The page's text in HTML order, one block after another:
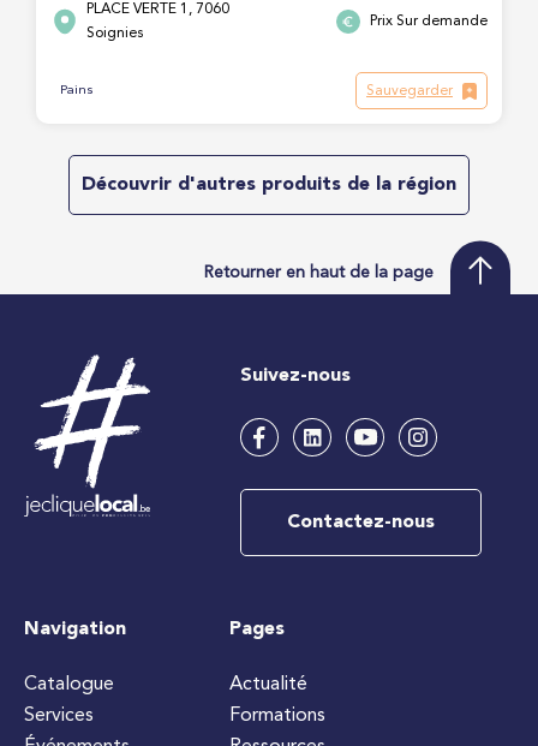
PLACE VERTE 1, 7060
Soignies
Prix Sur demande
Pains Sauvegarder
Découvrir d'autres produits de la région
Retourner en haut de la page
Suivez-nous
Contactez-nous
Navigation
Catalogue
Services
Pages
Actualité
Formations